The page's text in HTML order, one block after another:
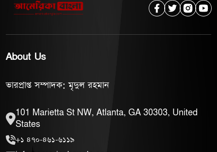
About Us
ভারপ্রাপ্ত সম্পাদক: মৃদুল রহমান
101 Marietta St NW, Atlanta, GA 30303, United
States
+১ ৪৭০-৪৬১-৬১১৯